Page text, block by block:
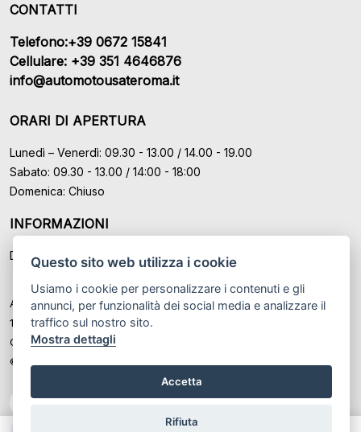
Questo sito web utilizza i cookie
Usiamo i cookie per personalizzare i contenuti e gli
annunci, per funzionalità dei social media e analizzare il
traffico sul nostro sito.
Mostra dettagli
Accetta
Rifiuta
CONTATTI
Telefono:+39 0672 15841
Cellulare: +39 351 4646876
info@automotousateroma.it
ORARI DI APERTURA
Lunedì – Venerdì: 09.30 - 13.00 / 14.00 - 19.00
Sabato: 09.30 - 13.00 / 14:00 - 18:00
Domenica: Chiuso
INFORMAZIONI
Domande Frequenti (FAQ)
Auto Moto Usate Roma Srl sede di Marino - Roma, P.IVA: IT
12489131008
Cod. Fisc. ed Iscr. al Registro Imprese di Roma n° 12489131008
© Another site by